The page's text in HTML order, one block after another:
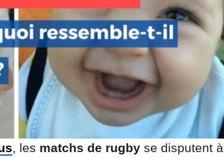
, les matchs de rugby se disputent à